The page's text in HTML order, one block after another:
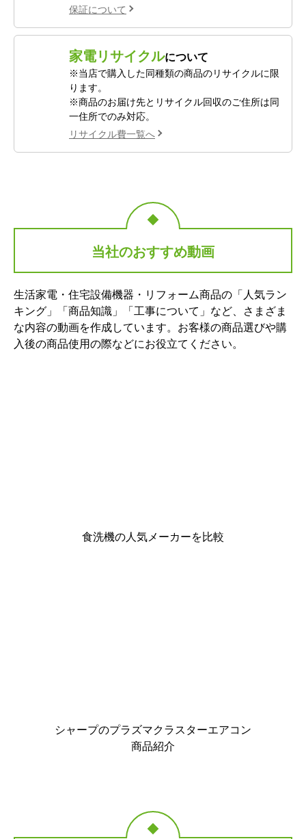
保証について
家電リサイクルについて
※当店で購入した同種類の商品のリサイクルに限
ります。
※商品のお届け先とリサイクル回収のご住所は同
一住所でのみ対応。
リサイクル費一覧へ
当社のおすすめ動画
生活家電・住宅設備機器・リフォーム商品の「人気ラン
キング」「商品知識」「工事について」など、さまざま
な内容の動画を作成しています。お客様の商品選びや購
入後の商品使用の際などにお役立てください。
食洗機の人気メーカーを比較
シャープのプラズマクラスターエアコン
商品紹介